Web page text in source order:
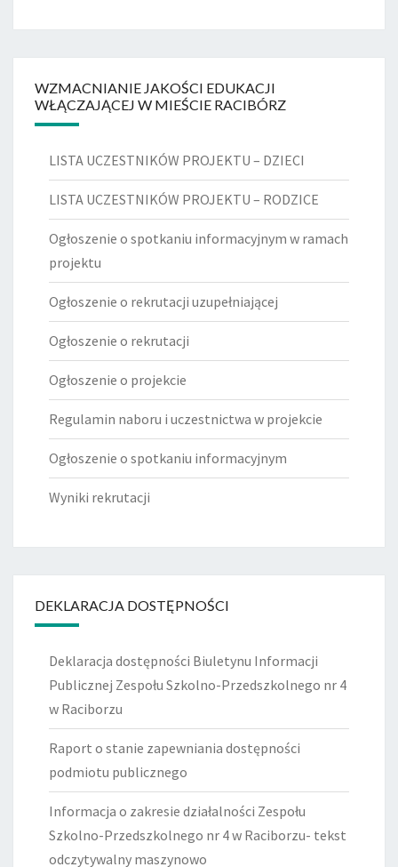
WZMACNIANIE JAKOŚCI EDUKACJI
WŁĄCZAJĄCEJ W MIEŚCIE RACIBÓRZ
LISTA UCZESTNIKÓW PROJEKTU – DZIECI
LISTA UCZESTNIKÓW PROJEKTU – RODZICE
Ogłoszenie o spotkaniu informacyjnym w ramach
projektu
Ogłoszenie o rekrutacji uzupełniającej
Ogłoszenie o rekrutacji
Ogłoszenie o projekcie
Regulamin naboru i uczestnictwa w projekcie
Ogłoszenie o spotkaniu informacyjnym
Wyniki rekrutacji
DEKLARACJA DOSTĘPNOŚCI
Deklaracja dostępności Biuletynu Informacji
Publicznej Zespołu Szkolno-Przedszkolnego nr 4
w Raciborzu
Raport o stanie zapewniania dostępności
podmiotu publicznego
Informacja o zakresie działalności Zespołu
Szkolno-Przedszkolnego nr 4 w Raciborzu- tekst
odczytywalny maszynowo